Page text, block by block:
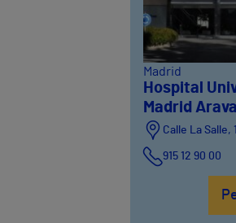
Madrid
Hospital
Madrid
Calle La Salle,
915 12 90 00